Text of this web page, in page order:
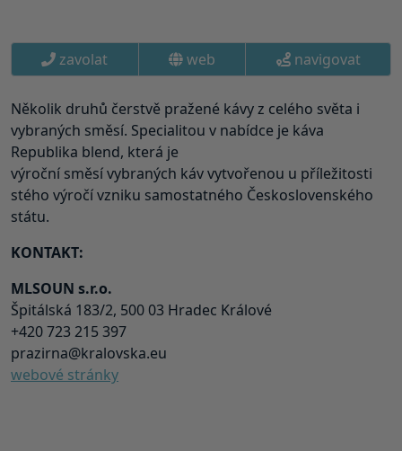
zavolat web navigovat
Několik druhů čerstvě pražené kávy z celého světa i
vybraných směsí. Specialitou v nabídce je káva
Republika blend, která je
výroční směsí vybraných káv vytvořenou u příležitosti
stého výročí vzniku samostatného Československého
státu.
KONTAKT:
MLSOUN s.r.o.
Špitálská 183/2, 500 03 Hradec Králové
+420 723 215 397
prazirna@kralovska.eu
webové stránky